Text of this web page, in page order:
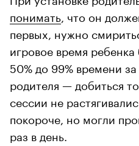
понимать , что он
первых, нужно
игровое время
50% до 99% времени
родителя — добиться
сессии не
покороче, но могли
раз в день.